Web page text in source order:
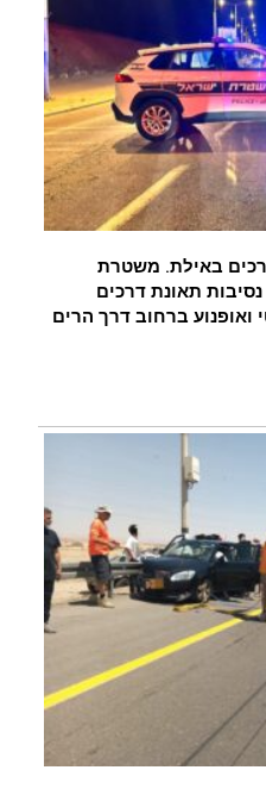
באילת. משטרת
תאונת דרכים
ואופנוע ברחוב דרך הרים